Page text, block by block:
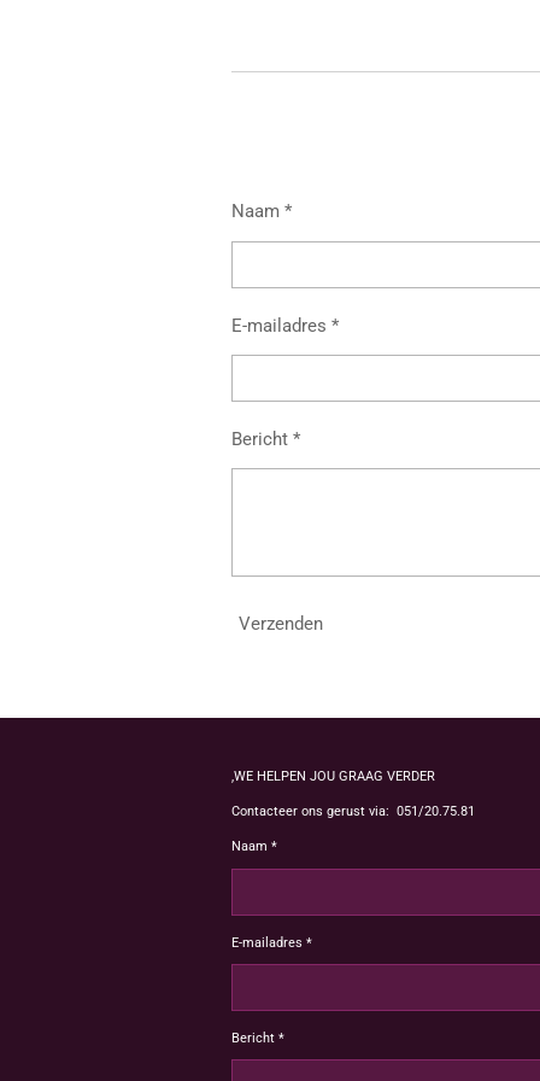
Naam *
E-mailadres *
Bericht *
Verzenden
,WE HELPEN JOU GRAAG VERDER
Contacteer ons gerust via: 051/20.75.81
Naam *
E-mailadres *
Bericht *